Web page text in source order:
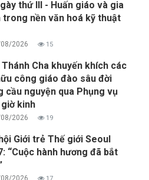
thứ III - Huấn giáo và gia
trong nền văn hoá kỹ thuật
2026 15
Cha khuyến khích các
công giáo đào sâu đời
cầu nguyện qua Phụng vụ
kinh
2026 19
Giới trẻ Thế giới Seoul
“Cuộc hành hương đã bắt
2026